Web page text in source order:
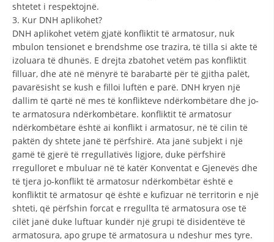
KUSH JEMI NE
DORACAKË
STRATEGJI
MATERIAL EDUKATIVO INFORMATIV
BROCHURES
PRESENTATIONS
shtetet i respektojnë.
3. Kur DNH aplikohet?
DNH aplikohet vetëm gjatë konfliktit të armatosur, nuk
mbulon tensionet e brendshme ose trazira, të tilla si akte të
izoluara të dhunës. E drejta zbatohet vetëm pas konfliktit
filluar, dhe atë në mënyrë të barabartë për të gjitha palët,
pavarësisht se kush e filloi luftën e parë. DNH kryen një
dallim të qartë në mes të konflikteve ndërkombëtare dhe jo-
te armatosura ndërkombëtare. konfliktit të armatosur
ndërkombëtare është ai konflikt i armatosur, në të cilin të
paktën dy shtete janë të përfshirë. Ata janë subjekt i një
gamë të gjerë të rregullativës ligjore, duke përfshirë
rregulloret e mbuluar në të katër Konventat e Gjenevës dhe
të tjera jo-konflikt të armatosur ndërkombëtar është e
konfliktit të armatosur që është e kufizuar në territorin e një
shteti, që përfshin forcat e rregullta të armatosura ose të
cilët janë duke luftuar kundër një grupi të disidentëve të
armatosura, apo grupe të armatosura u ndeshur mes tyre.